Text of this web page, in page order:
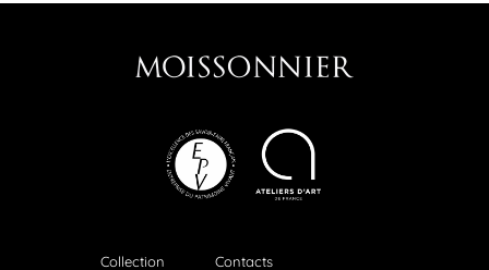
Collection Contacts